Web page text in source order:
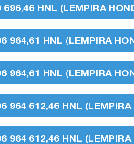
696,46 HNL (LEMPIRA
964,61 HNL (LEMPIRA
964,61 HNL (LEMPIRA
964 612,46 HNL (LEMPIRA
964 612,46 HNL (LEMPIRA